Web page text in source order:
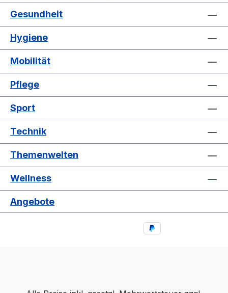
Gesundheit
Hygiene
Mobilität
Pflege
Sport
Technik
Themenwelten
Wellness
Angebote